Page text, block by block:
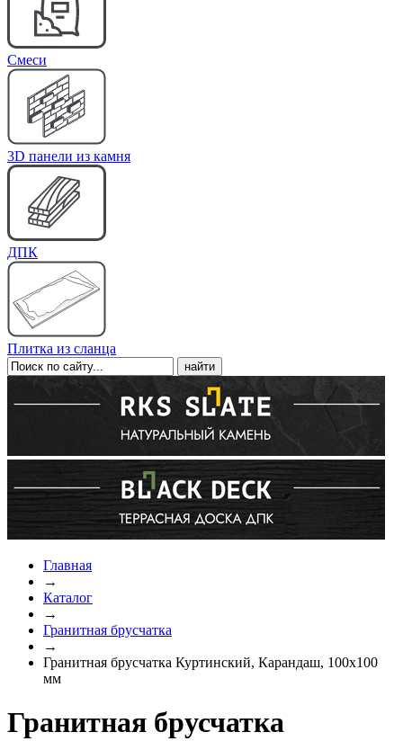
Cмеси
3D панели из камня
ДПК
Плитка из сланца
Главная
→
Каталог
→
Гранитная брусчатка
→
Гранитная брусчатка Куртинский, Карандаш, 100x100
мм
Гранитная брусчатка